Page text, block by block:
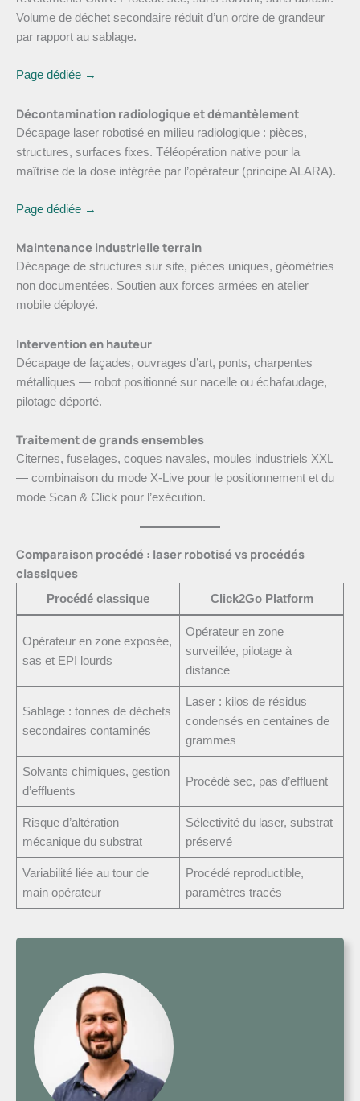
Volume de déchet secondaire réduit d’un ordre de grandeur
par rapport au sablage.
Page dédiée →
Décontamination radiologique et démantèlement
Décapage laser robotisé en milieu radiologique : pièces,
structures, surfaces fixes. Téléopération native pour la
maîtrise de la dose intégrée par l’opérateur (principe ALARA).
Page dédiée →
Maintenance industrielle terrain
Décapage de structures sur site, pièces uniques, géométries
non documentées. Soutien aux forces armées en atelier
mobile déployé.
Intervention en hauteur
Décapage de façades, ouvrages d’art, ponts, charpentes
métalliques — robot positionné sur nacelle ou échafaudage,
pilotage déporté.
Traitement de grands ensembles
Citernes, fuselages, coques navales, moules industriels XXL
— combinaison du mode X-Live pour le positionnement et du
mode Scan & Click pour l’exécution.
Comparaison procédé : laser robotisé vs procédés
classiques
Procédé classique Click2Go Platform
Opérateur en zone exposée,
sas et EPI lourds
Opérateur en zone
surveillée, pilotage à
distance
Sablage : tonnes de déchets
secondaires contaminés
Laser : kilos de résidus
condensés en centaines de
grammes
Solvants chimiques, gestion
d’effluents
Procédé sec, pas d’effluent
Risque d’altération
mécanique du substrat
Sélectivité du laser, substrat
préservé
Variabilité liée au tour de
main opérateur
Procédé reproductible,
paramètres tracés